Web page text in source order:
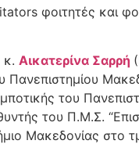
φοιτητές και
κ. Αικατερίνα Σαρρή
Πανεπιστημίου
του
του Π.Μ.Σ.
Μακεδονίας στο